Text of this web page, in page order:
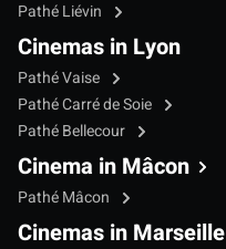
Pathé Liévin
Cinemas in Lyon
Pathé Vaise
Pathé Carré de Soie
Pathé Bellecour
Cinema in Mâcon
Pathé Mâcon
Cinemas in Marseille